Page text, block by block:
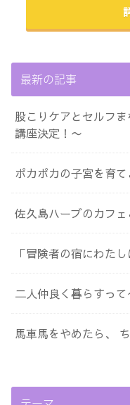
最新の記事
股こりケアとセルフ
講座決定！〜
ポカポカの子宮を育
佐久島ハーブのカフ
「冒険者の宿にわたし
二人仲良く暮らすっ
馬車馬をやめたら、